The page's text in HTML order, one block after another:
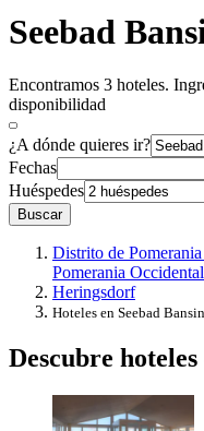
Seebad
Encontramos 3 hoteles.
disponibilidad
¿A dónde quieres ir?
Fechas
Huéspedes
Buscar
Distrito de
Pomerania Occidental
Heringsdorf
Hoteles en Seebad Bansin
Descubre